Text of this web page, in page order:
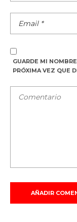
GUARDE MI
PRÓXIMA VEZ QUE